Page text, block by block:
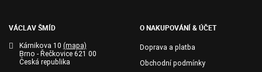
VÁCLAV ŠMÍD
Kárnikova 10 (mapa)
Brno - Řečkovice 621 00
Česká republika
O NAKUPOVÁNÍ & ÚČET
Doprava a platba
Obchodní podmínky